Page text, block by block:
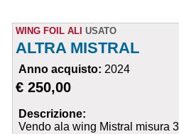
WING FOIL ALI USATO
ALTRA MISTRAL
Anno acquisto: 2024
€ 250,00
Descrizione:
Vendo ala wing Mistral misura